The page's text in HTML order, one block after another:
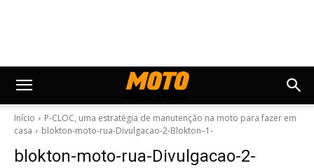
Início
P-CLOC, uma estratégia de manutenção na moto para fazer em
casa
blokton-moto-rua-Divulgacao-2-Blokton–1-
blokton-moto-rua-Divulgacao-2-